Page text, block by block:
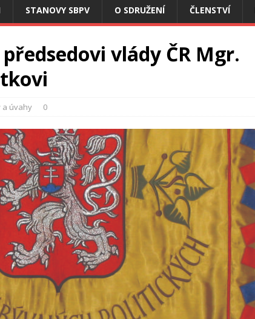
STANOVY SBPV O SDRUŽENÍ ČLENSTVÍ
vlády ČR Mgr.
a úvahy 0